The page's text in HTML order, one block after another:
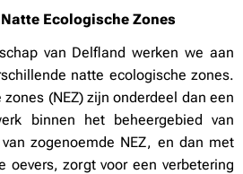
Ecologische Zones
van Delfland werken we aan
natte ecologische zones.
(NEZ) zijn onderdeel dan een
binnen het beheergebied van
zogenoemde NEZ, en dan met
oevers, zorgt voor een verbetering